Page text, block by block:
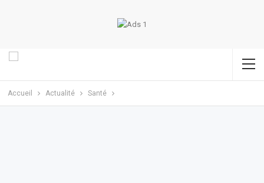
Accueil Actualité Santé